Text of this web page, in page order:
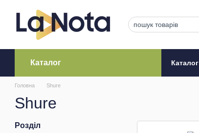
Каталог Каталог
Головна Shure
Shure
Розділ